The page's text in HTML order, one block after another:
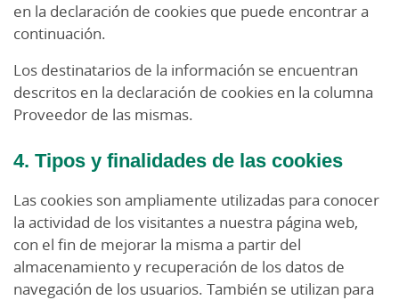
en la declaración de cookies que puede encontrar a
continuación.
Los destinatarios de la información se encuentran
descritos en la declaración de cookies en la columna
Proveedor de las mismas.
4. Tipos y finalidades de las cookies
Las cookies son ampliamente utilizadas para conocer
la actividad de los visitantes a nuestra página web,
con el fin de mejorar la misma a partir del
almacenamiento y recuperación de los datos de
navegación de los usuarios. También se utilizan para